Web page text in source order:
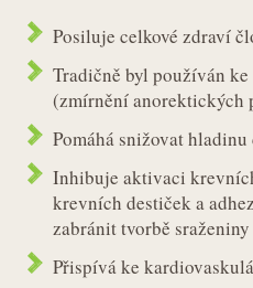
Posiluje celkové zdraví
Tradičně byl používán
(zmírnění anorektických
Pomáhá snižovat
Inhibuje aktivaci
krevních destiček a
zabránit tvorbě
Přispívá ke